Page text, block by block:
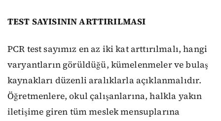
TEST SAYISININ ARTTIRILMASI
PCR test sayımız en az iki kat arttırılmalı, hangi
varyantların görüldüğü, kümelenmeler ve bulaş
kaynakları düzenli aralıklarla açıklanmalıdır.
Öğretmenlere, okul çalışanlarına, halkla yakın
iletişime giren tüm meslek mensuplarına